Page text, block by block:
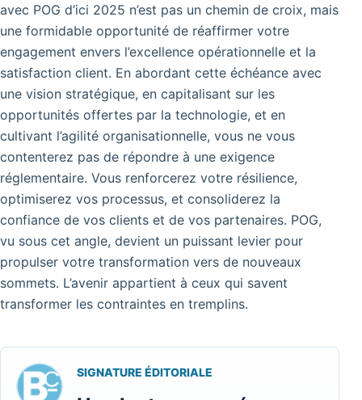
avec POG d’ici 2025 n’est pas un chemin de croix, mais
une formidable opportunité de réaffirmer votre
engagement envers l’excellence opérationnelle et la
satisfaction client. En abordant cette échéance avec
une vision stratégique, en capitalisant sur les
opportunités offertes par la technologie, et en
cultivant l’agilité organisationnelle, vous ne vous
contenterez pas de répondre à une exigence
réglementaire. Vous renforcerez votre résilience,
optimiserez vos processus, et consoliderez la
confiance de vos clients et de vos partenaires. POG,
vu sous cet angle, devient un puissant levier pour
propulser votre transformation vers de nouveaux
sommets. L’avenir appartient à ceux qui savent
transformer les contraintes en tremplins.
SIGNATURE ÉDITORIALE